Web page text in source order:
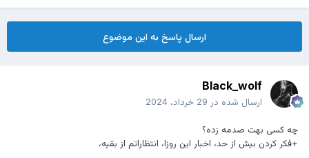
ارسال پاسخ به این موضوع
Black_wolf
ارسال شده در 29 خرداد، 2024
چه کسی بهت صدمه زده؟
‌+فکر کردن بیش از حد، اخبار این روزا، انتظاراتم از بقیه،